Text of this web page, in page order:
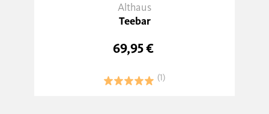
Althaus
Teebar
69,95 €
(1)